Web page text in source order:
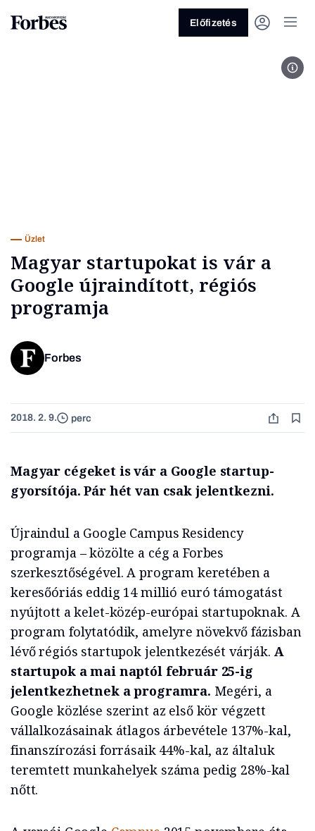
Előfizetés
A
Üzlet
Magyar startupokat is vár a
Google újraindított, régiós
programja
Forbes
2018. 2. 9. perc
Magyar cégeket is vár a Google startup-
gyorsítója. Pár hét van csak jelentkezni.
Újraindul a Google Campus Residency
programja – közölte a cég a Forbes
szerkesztőségével. A program keretében a
keresőóriás eddig 14 millió euró támogatást
nyújtott a kelet-közép-európai startupoknak. A
program folytatódik, amelyre növekvő fázisban
lévő régiós startupok jelentkezését várják. A
startupok a mai naptól február 25-ig
jelentkezhetnek a programra. Megéri, a
Google közlése szerint az első kör végzett
vállalkozásainak átlagos árbevétele 137%-kal,
finanszírozási forrásaik 44%-kal, az általuk
teremtett munkahelyek száma pedig 28%-kal
nőtt.